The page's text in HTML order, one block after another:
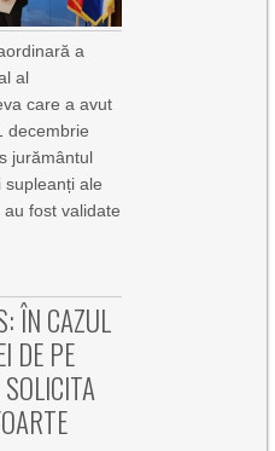
a
al
care a avut
decembrie
jurământul
supleanți ale
fost validate
ÎN CAZUL
DE PE